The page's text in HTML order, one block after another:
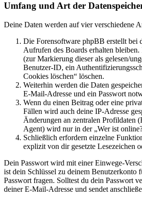
Umfang und Art der
Deine Daten werden auf vier verschiedene
Die Forensoftware phpBB erstellt bei
Aufrufen des Boards erhalten
(zur Markierung dieser als gelesen/
Benutzer-ID, ein
Cookies löschen“ löschen.
Weiterhin werden die Daten
E-Mail-Adresse und ein Passwort
Wenn du einen Beitrag oder eine
Fällen wird auch deine IP-Adresse
Änderungen an zentralen Profildaten
Agent) wird nur in der „Wer ist
Schließlich erfordern einzelne
explizit von dir gesetzte Lesezeichen
Dein Passwort wird mit einer Einwege-
ist dein Schlüssel zu deinem Benutzerkonto
Passwort fragen. Solltest du dein Passwort
deiner E-Mail-Adresse und sendet